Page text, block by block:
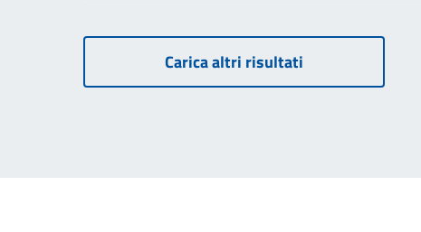
Carica altri risultati